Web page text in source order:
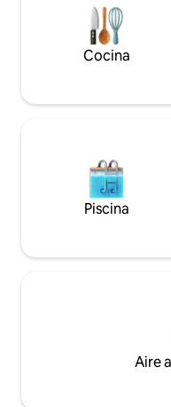
barbacoa con asientos y
noches relajadas. La
encuentra al final de un
Cocina
Piscina
Aire